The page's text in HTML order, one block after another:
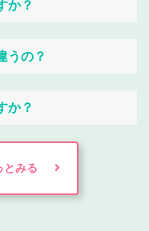
か？
うの？
か？
とみる